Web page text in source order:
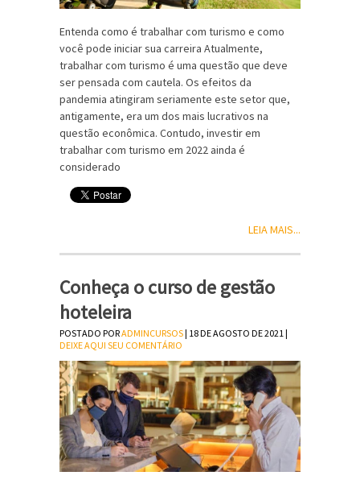
Entenda como é trabalhar com turismo e como
você pode iniciar sua carreira Atualmente,
trabalhar com turismo é uma questão que deve
ser pensada com cautela. Os efeitos da
pandemia atingiram seriamente este setor que,
antigamente, era um dos mais lucrativos na
questão econômica. Contudo, investir em
trabalhar com turismo em 2022 ainda é
considerado
LEIA MAIS...
Conheça o curso de gestão
hoteleira
POSTADO PORADMINCURSOS| 18 DE AGOSTO DE 2021 |
DEIXE AQUI SEU COMENTÁRIO